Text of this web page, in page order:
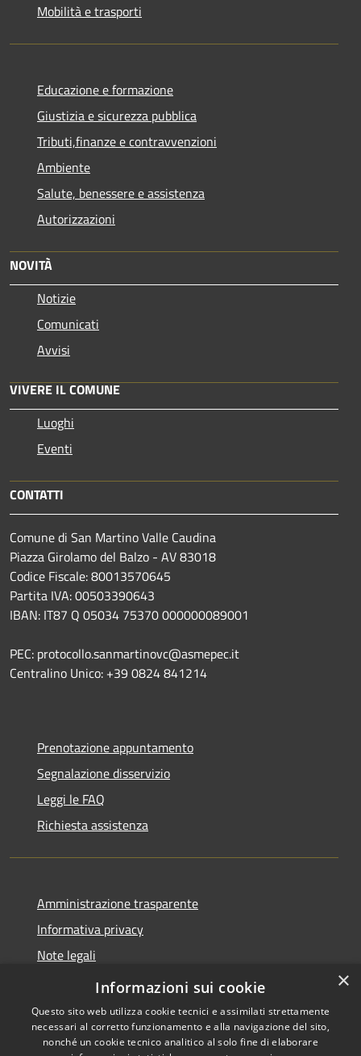
Mobilità e trasporti
Educazione e formazione
Giustizia e sicurezza pubblica
Tributi,finanze e contravvenzioni
Ambiente
Salute, benessere e assistenza
Autorizzazioni
NOVITÀ
Notizie
Comunicati
Avvisi
VIVERE IL COMUNE
Luoghi
Eventi
CONTATTI
Comune di San Martino Valle Caudina
Piazza Girolamo del Balzo - AV 83018
Codice Fiscale: 80013570645
Partita IVA: 00503390643
IBAN: IT87 Q 05034 75370 000000089001
PEC: protocollo.sanmartinovc@asmepec.it
Centralino Unico: +39 0824 841214
Prenotazione appuntamento
Segnalazione disservizio
Leggi le FAQ
Richiesta assistenza
Amministrazione trasparente
Informativa privacy
Note legali
Dichiarazione di accessibilità
×
Informazioni sui cookie
Questo sito web utilizza cookie tecnici e assimilati strettamente
necessari al corretto funzionamento e alla navigazione del sito,
nonché un cookie tecnico analitico al solo fine di elaborare